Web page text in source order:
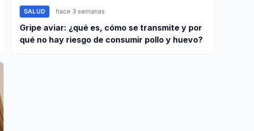
SALUD hace 3 semanas
Gripe aviar: ¿qué es, cómo se transmite y por
qué no hay riesgo de consumir pollo y huevo?